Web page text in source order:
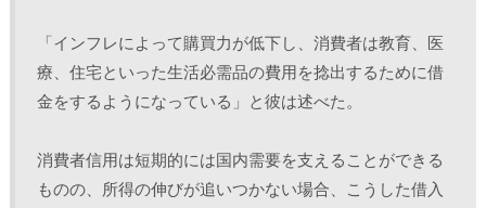
「インフレによって購買力が低下し、消費者は教育、医
療、住宅といった生活必需品の費用を捻出するために借
金をするようになっている」と彼は述べた。
消費者信用は短期的には国内需要を支えることができる
ものの、所得の伸びが追いつかない場合、こうした借入